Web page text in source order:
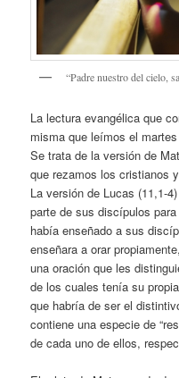
“Padre nuestro del cielo,
La lectura evangélica que
misma que leímos el
Se trata de la versión de
que rezamos los cristianos
La versión de Lucas (11,1-
parte de sus discípulos
había enseñado a sus
enseñara a orar
una oración que les
de los cuales tenía su
que habría de ser el
contiene una especie de
de cada uno de ellos,